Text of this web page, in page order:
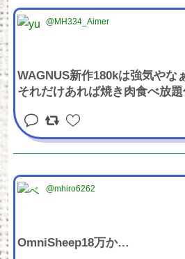
@MH334_Aimer
WAGNUS新作180kは強気やな
それだけあれば焼き肉食べ放
@mhiro6262
OmniSheep18万か…